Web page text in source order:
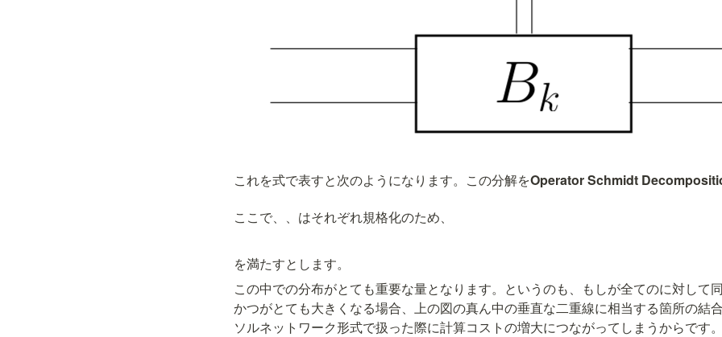
これを式で表すと次のようになります。この分解をOperator Schmidt
ここで、
はそれぞれ規格化のため、
を満たすとします。
この中での分布がとても重要な量となります。というのも、もしが全てのに対して
かつがとても大きくなる場合、上の図の真ん中の垂直な二重線に相当する箇所の結
ソルネットワーク形式で扱った際に計算コストの増大につながってしまうからです